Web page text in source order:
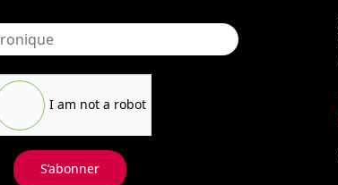
I am not a robot
S’abonner